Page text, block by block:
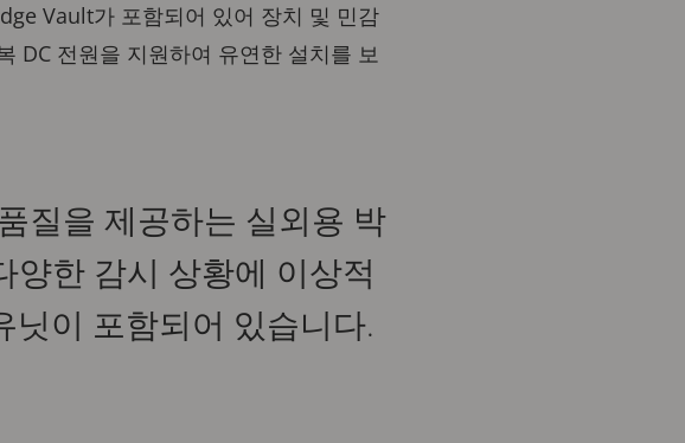
Vault가 포함되어 있어 장치 및 민감
DC 전원을 지원하여 유연한 설치를 보
질을 제공하는 실외용 박
양한 감시 상황에 이상적
닛이 포함되어 있습니다.